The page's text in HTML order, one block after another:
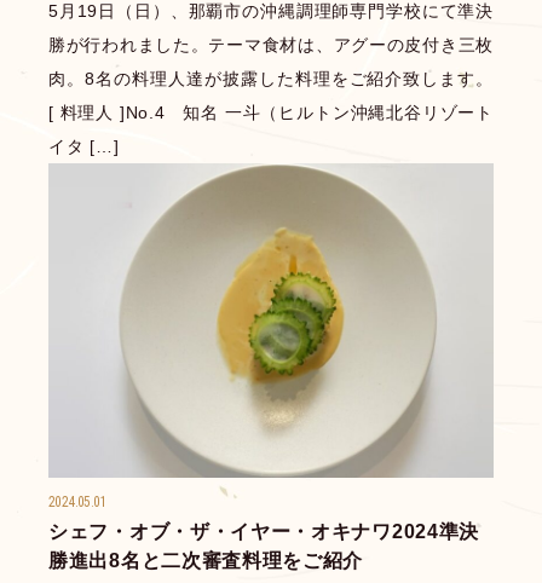
5月19日（日）、那覇市の沖縄調理師専門学校にて準決
勝が行われました。テーマ食材は、アグーの皮付き三枚
肉。8名の料理人達が披露した料理をご紹介致します。
[ 料理人 ]No.4 知名 一斗（ヒルトン沖縄北谷リゾート
イタ […]
2024.05.01
シェフ・オブ・ザ・イヤー・オキナワ2024準決
勝進出8名と二次審査料理をご紹介